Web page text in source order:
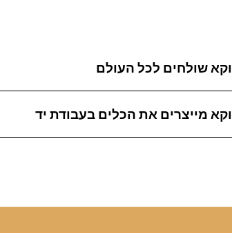
שולחים לכל העולם
מייצרים את הכלים בעבודת יד